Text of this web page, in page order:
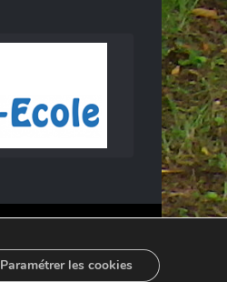
Paramétrer les cookies